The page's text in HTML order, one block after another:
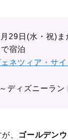
29日(水・祝)
宿泊
ェネツィア・サイ
ディズニーラン
、 ゴールデン